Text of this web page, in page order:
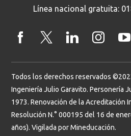
Línea nacional gratuita:
Todos los derechos reservados
Ingeniería Julio Garavito. Personería
1973. Renovación de la Acreditación
Resolución N.° 000195 del 16 de
años). Vigilada por Mineducación.